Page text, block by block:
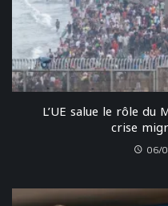
L’UE salue le rôle
crise
06/